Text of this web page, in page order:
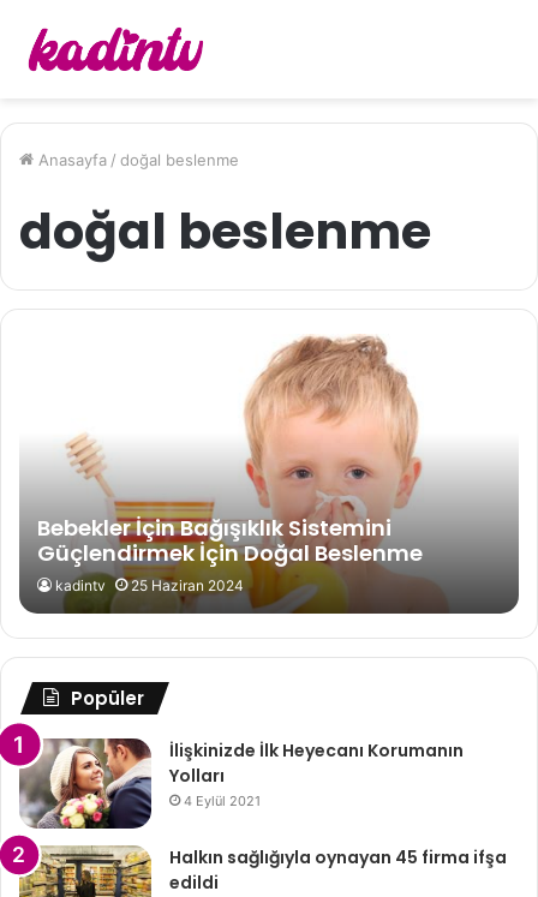
Anasayfa / doğal beslenme
doğal beslenme
Bebekler İçin Bağışıklık Sistemini
Güçlendirmek İçin Doğal Beslenme
Önerileri
kadintv 25 Haziran 2024
Popüler
İlişkinizde İlk Heyecanı Korumanın
Yolları
4 Eylül 2021
Halkın sağlığıyla oynayan 45 firma ifşa
edildi